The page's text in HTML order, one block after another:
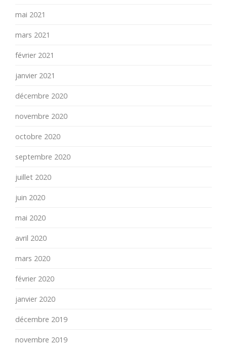
mai 2021
mars 2021
février 2021
janvier 2021
décembre 2020
novembre 2020
octobre 2020
septembre 2020
juillet 2020
juin 2020
mai 2020
avril 2020
mars 2020
février 2020
janvier 2020
décembre 2019
novembre 2019